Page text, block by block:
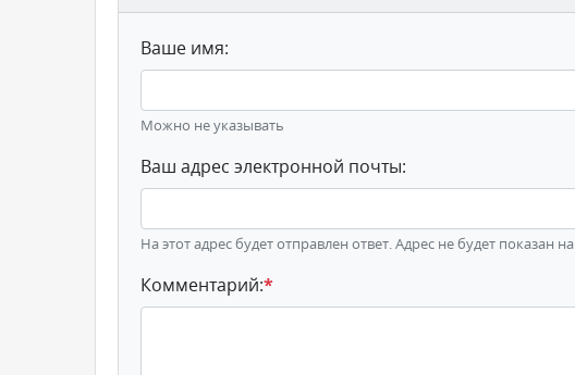
Ваше имя:
Можно не указывать
Ваш адрес электронной почты:
На этот адрес будет отправлен ответ. Адрес не будет показан
Комментарий:*